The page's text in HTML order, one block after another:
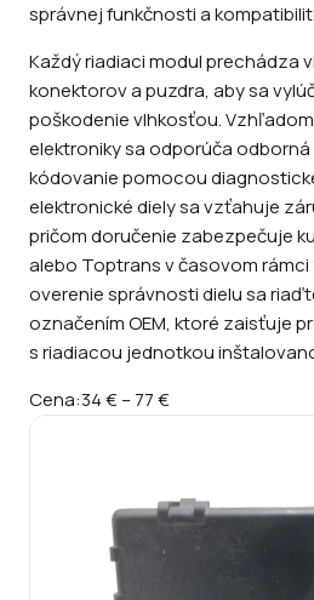
správnej funkčnosti a
Každý riadiaci modul prechádza
konektorov a puzdra, aby sa
poškodenie vlhkosťou.
elektroniky sa odporúča
kódovanie pomocou
elektronické diely sa vzťahuje
pričom doručenie zabezpečuje
alebo Toptrans v časovom rámci
overenie správnosti dielu sa
označením OEM, ktoré zaisťuje
s riadiacou jednotkou
Cena:34 €–77 €